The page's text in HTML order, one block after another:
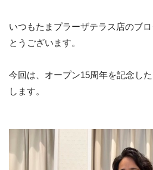
いつもたまプラーザテラス店のブ
とうございます。
今回は、オープン15周年を記念し
します。